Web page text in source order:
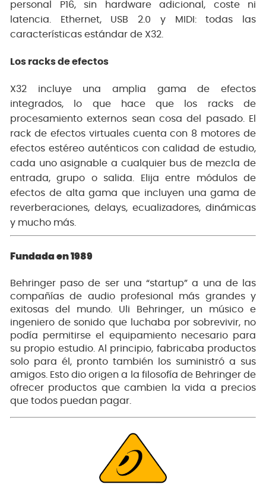
personal P16, sin hardware adicional, coste ni
latencia. Ethernet, USB 2.0 y MIDI: todas las
características estándar de X32.
Los racks de efectos
X32 incluye una amplia gama de efectos
integrados, lo que hace que los racks de
procesamiento externos sean cosa del pasado. El
rack de efectos virtuales cuenta con 8 motores de
efectos estéreo auténticos con calidad de estudio,
cada uno asignable a cualquier bus de mezcla de
entrada, grupo o salida. Elija entre módulos de
efectos de alta gama que incluyen una gama de
reverberaciones, delays, ecualizadores, dinámicas
y mucho más.
Fundada en 1989
Behringer paso de ser una “startup” a una de las
compañías de audio profesional más grandes y
exitosas del mundo. Uli Behringer, un músico e
ingeniero de sonido que luchaba por sobrevivir, no
podía permitirse el equipamiento necesario para
su propio estudio. Al principio, fabricaba productos
solo para él, pronto también los suministró a sus
amigos. Esto dio origen a la filosofía de Behringer de
ofrecer productos que cambien la vida a precios
que todos puedan pagar.